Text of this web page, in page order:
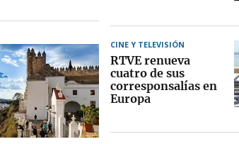
CINE Y TELEVISIÓN
RTVE renueva
cuatro de sus
corresponsalías en
Europa